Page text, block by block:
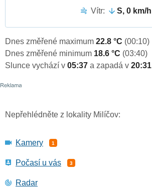
Vítr:
S, 0 km/h
Dnes změřené maximum 22.8 °C (00:10)
Dnes změřené minimum 18.6 °C (03:40)
Slunce vychází v 05:37 a zapadá v 20:31
Nepřehlédněte z lokality Milíčov:
Kamery 1
Počasí u vás 3
Radar